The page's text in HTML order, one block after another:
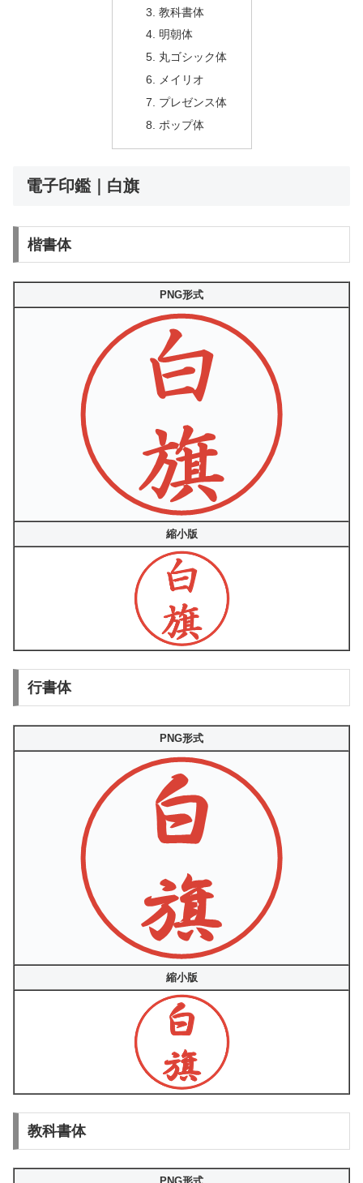
教科書体
明朝体
丸ゴシック体
メイリオ
プレゼンス体
ポップ体
電子印鑑｜白旗
楷書体
PNG形式
縮小版
行書体
PNG形式
縮小版
教科書体